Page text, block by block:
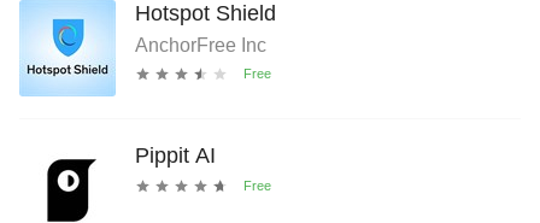
Hotspot Shield
AnchorFree Inc
Pippit AI